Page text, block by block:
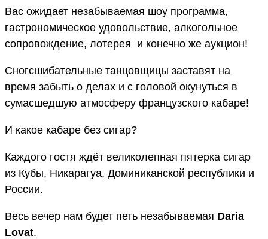
Вас ожидает незабываемая шоу программа,
гастрономическое удовольствие, алкогольное
сопровождение, лотерея и конечно же аукцион!
Сногсшибательные танцовщицы заставят на
время забыть о делах и с головой окунуться в
сумасшедшую атмосферу французского кабаре!
И какое кабаре без сигар?
Каждого гостя ждёт великолепная пятерка сигар
из Кубы, Никарагуа, Доминиканской республики и
России.
Весь вечер нам будет петь незабываемая Daria
Lovat.